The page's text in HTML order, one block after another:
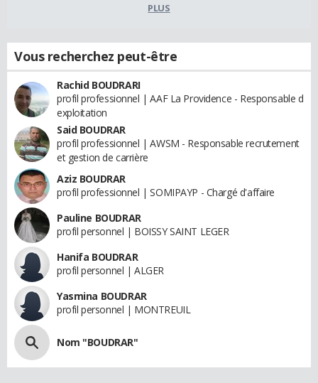
PLUS
Vous recherchez peut-être
Rachid BOUDRARI
profil professionnel | AAF La Providence - Responsable d
exploitation
Said BOUDRAR
profil professionnel | AWSM - Responsable recrutement
et gestion de carrière
Aziz BOUDRAR
profil professionnel | SOMIPAYP - Chargé d'affaire
Pauline BOUDRAR
profil personnel | BOISSY SAINT LEGER
Hanifa BOUDRAR
profil personnel | ALGER
Yasmina BOUDRAR
profil personnel | MONTREUIL
Nom "BOUDRAR"